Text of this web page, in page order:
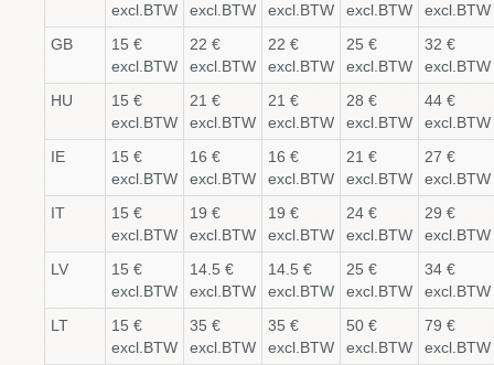
excl.BTW
excl.BTW
excl.BTW
excl.BTW
excl.BTW
GB
15 €
excl.BTW
22 €
excl.BTW
22 €
excl.BTW
25 €
excl.BTW
32 €
excl.BTW
HU
15 €
excl.BTW
21 €
excl.BTW
21 €
excl.BTW
28 €
excl.BTW
44 €
excl.BTW
IE
15 €
excl.BTW
16 €
excl.BTW
16 €
excl.BTW
21 €
excl.BTW
27 €
excl.BTW
IT
15 €
excl.BTW
19 €
excl.BTW
19 €
excl.BTW
24 €
excl.BTW
29 €
excl.BTW
LV
15 €
excl.BTW
14.5 €
excl.BTW
14.5 €
excl.BTW
25 €
excl.BTW
34 €
excl.BTW
LT
15 €
excl.BTW
35 €
excl.BTW
35 €
excl.BTW
50 €
excl.BTW
79 €
excl.BTW